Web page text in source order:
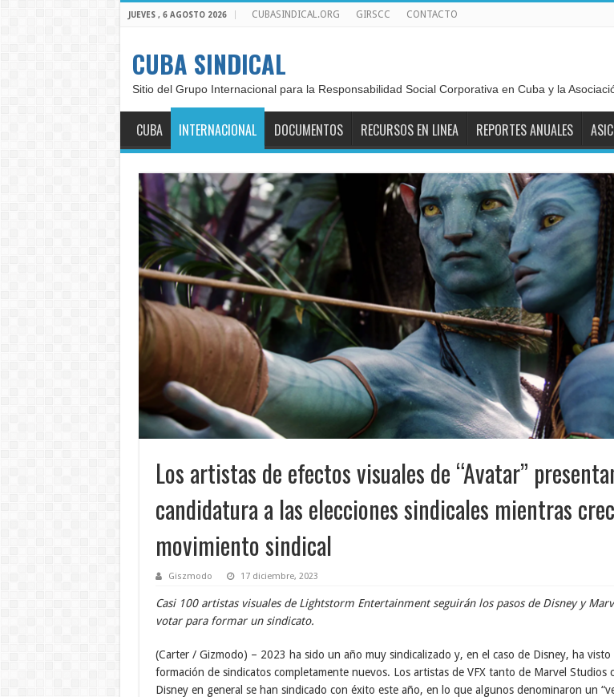
JUEVES , 6 AGOSTO 2026 CUBASINDICAL.ORG GIRSCC CONTACTO
CUBA SINDICAL
Sitio del Grupo Internacional para la Responsabilidad Social Corporativa en Cuba y la
CUBA INTERNACIONAL DOCUMENTOS RECURSOS EN LINEA REPORTES ANUALES ASIC
Los artistas de efectos visuales de “Avatar”
candidatura a las elecciones sindicales mientras
movimiento sindical
Giszmodo 17 diciembre, 2023
Casi 100 artistas visuales de Lightstorm Entertainment seguirán los pasos de Disney y
votar para formar un sindicato.
(Carter / Gizmodo) – 2023 ha sido un año muy sindicalizado y, en el caso de Disney, ha visto
formación de sindicatos completamente nuevos. Los artistas de VFX tanto de Marvel Studios
Disney en general se han sindicado con éxito este año, en lo que algunos denominaron un